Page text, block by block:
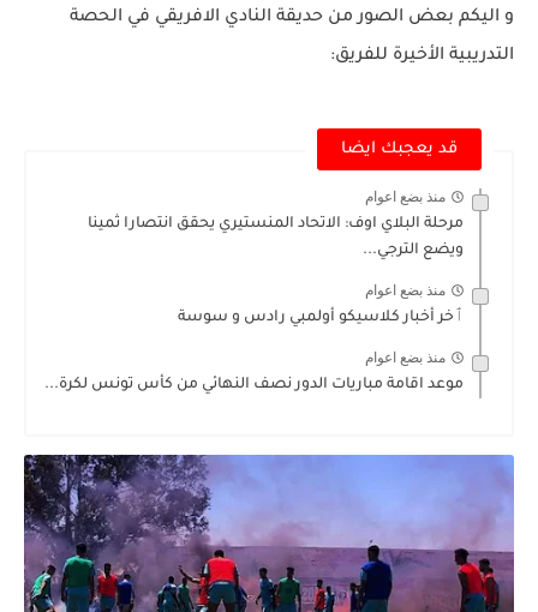
و اليكم بعض الصور من حديقة النادي الافريقي في الحصة
التدريبية الأخيرة للفريق:
قد يعجبك ايضا
منذ بضع اعوام
مرحلة البلاي اوف: الاتحاد المنستيري يحقق انتصارا ثمينا
ويضع الترجي...
منذ بضع اعوام
ٱخر أخبار كلاسيكو أولمبي رادس و سوسة
منذ بضع اعوام
موعد اقامة مباريات الدور نصف النهائي من كأس تونس لكرة...